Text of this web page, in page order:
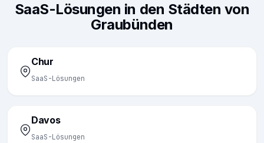
SaaS-Lösungen in den Städten von
Graubünden
Chur
SaaS-Lösungen
Davos
SaaS-Lösungen